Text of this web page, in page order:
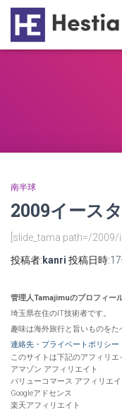
南半球
2009イース
[slide_tama path=/
投稿者: kanri 投稿日時:
管理人Tamajimuのプロフィー
埼玉県在住のIT技術者です。
趣味は海外旅行と旨いものをた
連絡先・プライベートポリシー
このサイトは下記のアフィリエ
アマゾン アフィリエイト
バリューコマース アフィリエイ
Googleアドセンス
楽天アフィリエイト